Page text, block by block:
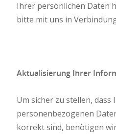
Ihrer persönlichen Daten
bitte mit uns in
Aktualisierung Ihrer
Um sicher zu stellen, dass
personenbezogenen
korrekt sind, benötigen